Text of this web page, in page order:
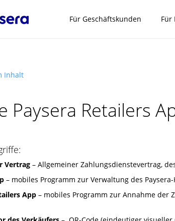
Für Geschäftskunden Für
Inhalt
Paysera Retailers
Vertrag – Allgemeiner Zahlungsdienstevertrag,
– mobiles Programm zur Verwaltung des
App – mobiles Programm zur Annahme der